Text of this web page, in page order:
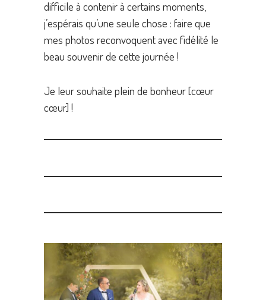
difficile à contenir à certains moments,
j’espérais qu’une seule chose : faire que
mes photos reconvoquent avec fidélité le
beau souvenir de cette journée !
Je leur souhaite plein de bonheur [cœur
cœur] !